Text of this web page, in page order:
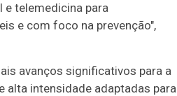
e telemedicina para
e com foco na prevenção",
avanços significativos para a
alta intensidade adaptadas para